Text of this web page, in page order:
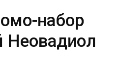
набор
Неовадиол